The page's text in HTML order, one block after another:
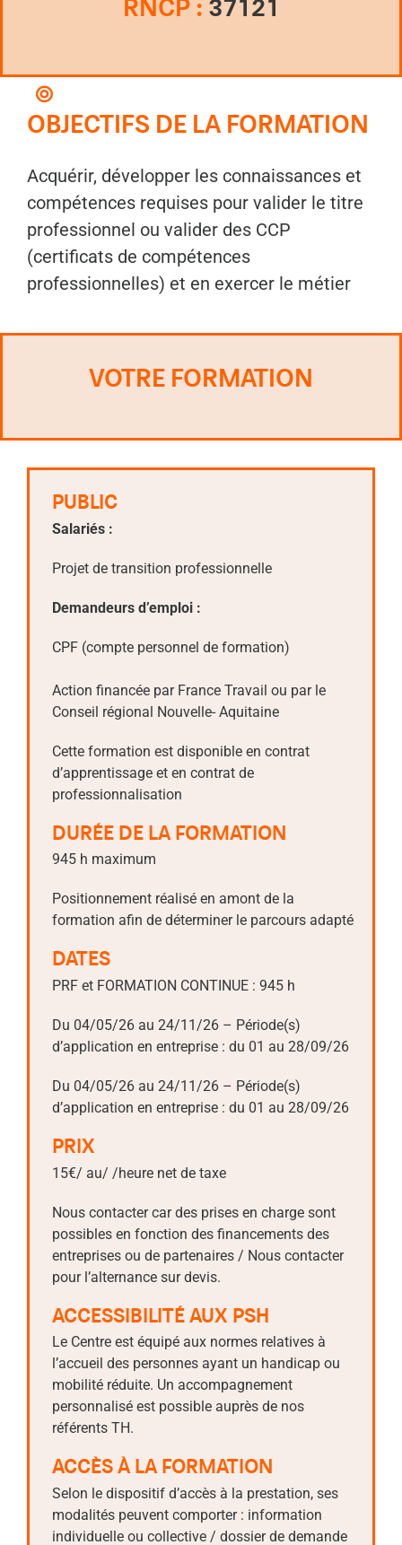
RNCP : 37121
OBJECTIFS DE LA FORMATION
Acquérir, développer les connaissances et
compétences requises pour valider le titre
professionnel ou valider des CCP
(certificats de compétences
professionnelles) et en exercer le métier
VOTRE FORMATION
PUBLIC
Salariés :
Projet de transition professionnelle
Demandeurs d’emploi :
CPF (compte personnel de formation)
Action financée par France Travail ou par le
Conseil régional Nouvelle- Aquitaine
Cette formation est disponible en contrat
d’apprentissage et en contrat de
professionnalisation
DURÉE DE LA FORMATION
945 h maximum
Positionnement réalisé en amont de la
formation afin de déterminer le parcours adapté
DATES
PRF et FORMATION CONTINUE : 945 h
Du 04/05/26 au 24/11/26 – Période(s)
d’application en entreprise : du 01 au 28/09/26
Du 04/05/26 au 24/11/26 – Période(s)
d’application en entreprise : du 01 au 28/09/26
PRIX
15€/ au/ /heure net de taxe
Nous contacter car des prises en charge sont
possibles en fonction des financements des
entreprises ou de partenaires / Nous contacter
pour l’alternance sur devis.
ACCESSIBILITÉ AUX PSH
Le Centre est équipé aux normes relatives à
l’accueil des personnes ayant un handicap ou
mobilité réduite. Un accompagnement
personnalisé est possible auprès de nos
référents TH.
ACCÈS À LA FORMATION
Selon le dispositif d’accès à la prestation, ses
modalités peuvent comporter : information
individuelle ou collective / dossier de demande